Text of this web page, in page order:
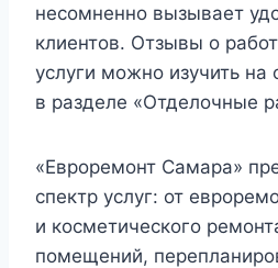
несомненно вызывает
клиентов. Отзывы о
услуги можно изучить на
в разделе «Отделочные
«Евроремонт Самара»
спектр услуг: от
и косметического
помещений,